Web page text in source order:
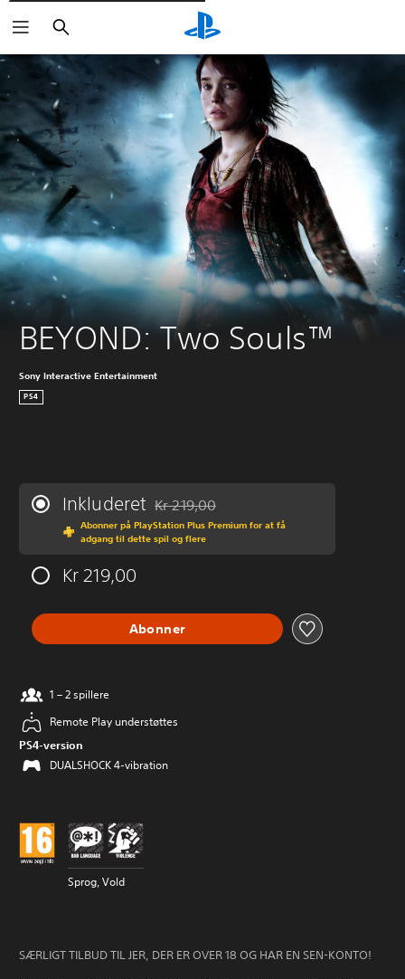
Søg
BEYOND: Two Souls™
Sony Interactive Entertainment
PS4
Inkluderet Nedsat fra den normale pris på Kr 219,00
Kr 219,00
Abonner på PlayStation Plus Premium for at få
adgang til dette spil og flere
Kr 219,00
Abonner
1 – 2 spillere
Remote Play understøttes
PS4-version
DUALSHOCK 4-vibration
Sprog, Vold
SÆRLIGT TILBUD TIL JER, DER ER OVER 18 OG HAR EN SEN-KONTO!